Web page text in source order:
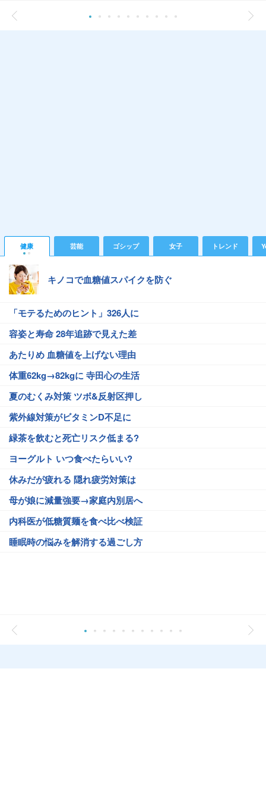
健康 芸能 ゴシップ 女子 トレンド
キノコで血糖値スパイクを防ぐ
「モテるためのヒント」326人に
容姿と寿命 28年追跡で見えた差
あたりめ 血糖値を上げない理由
体重62kg→82kgに 寺田心の生活
夏のむくみ対策 ツボ&反射区押し
紫外線対策がビタミンD不足に
緑茶を飲むと死亡リスク低まる?
ヨーグルト いつ食べたらいい?
休みだが疲れる 隠れ疲労対策は
母が娘に減量強要→家庭内別居へ
内科医が低糖質麺を食べ比べ検証
睡眠時の悩みを解消する過ごし方